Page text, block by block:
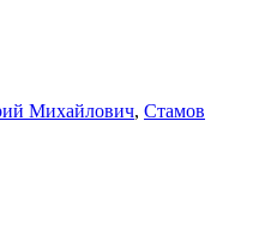
Михайлович, Стамов